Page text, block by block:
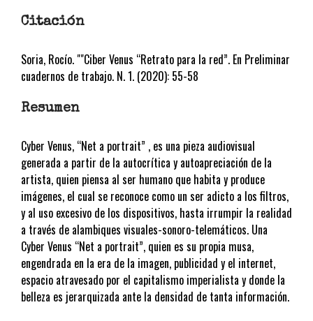
Citación
Soria, Rocío. ""Ciber Venus “Retrato para la red”. En Preliminar
cuadernos de trabajo. N. 1. (2020): 55-58
Resumen
Cyber Venus, “Net a portrait” , es una pieza audiovisual
generada a partir de la autocrítica y autoapreciación de la
artista, quien piensa al ser humano que habita y produce
imágenes, el cual se reconoce como un ser adicto a los filtros,
y al uso excesivo de los dispositivos, hasta irrumpir la realidad
a través de alambiques visuales-sonoro-telemáticos. Una
Cyber Venus “Net a portrait”, quien es su propia musa,
engendrada en la era de la imagen, publicidad y el internet,
espacio atravesado por el capitalismo imperialista y donde la
belleza es jerarquizada ante la densidad de tanta información.